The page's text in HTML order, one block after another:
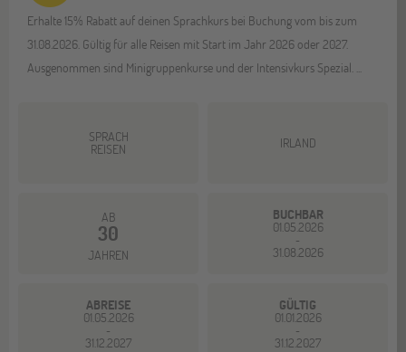
Erhalte 15% Rabatt auf deinen Sprachkurs bei Buchung vom bis zum
31.08.2026. Gültig für alle Reisen mit Start im Jahr 2026 oder 2027.
Ausgenommen sind Minigruppenkurse und der Intensivkurs Spezial. ...
SPRACH
REISEN IRLAND
AB
30
JAHREN
BUCHBAR
01.05.2026
-
31.08.2026
ABREISE
01.05.2026
-
31.12.2027
GÜLTIG
01.01.2026
-
31.12.2027